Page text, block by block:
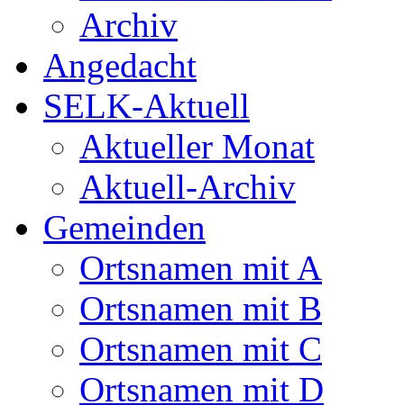
Archiv
Angedacht
SELK-Aktuell
Aktueller Monat
Aktuell-Archiv
Gemeinden
Ortsnamen mit A
Ortsnamen mit B
Ortsnamen mit C
Ortsnamen mit D